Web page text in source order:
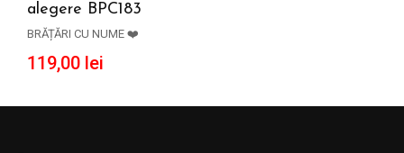
alegere BPC183
BRĂȚĂRI CU NUME ❤️
119,00 lei